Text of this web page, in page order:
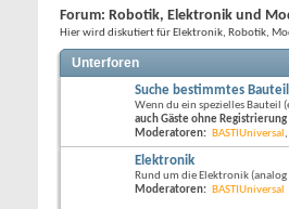
Forum: Robotik, Elektronik und
Hier wird diskutiert für Elektronik, Robotik,
Unterforen
Suche bestimmtes
Wenn du ein spezielles Bauteil
auch Gäste ohne
Moderatoren: BASTIUniversal ,
Elektronik
Rund um die Elektronik
Moderatoren: BASTIUniversal